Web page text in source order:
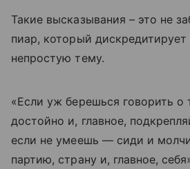
Такие высказывания – это не
пиар, который дискредитирует
непростую тему.
«Если уж берешься говорить
достойно и, главное,
если не умеешь — сиди и
партию, страну и, главное,